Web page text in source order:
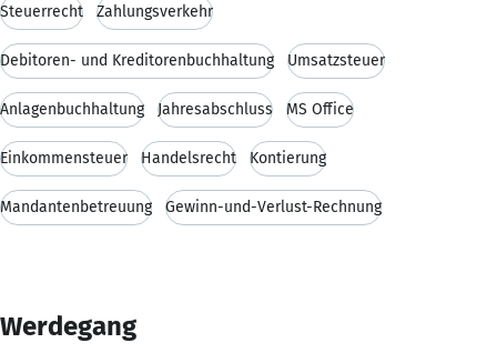
Steuerrecht Zahlungsverkehr
Debitoren- und Kreditorenbuchhaltung Umsatzsteuer
Anlagenbuchhaltung Jahresabschluss MS Office
Einkommensteuer Handelsrecht Kontierung
Mandantenbetreuung Gewinn-und-Verlust-Rechnung
Werdegang